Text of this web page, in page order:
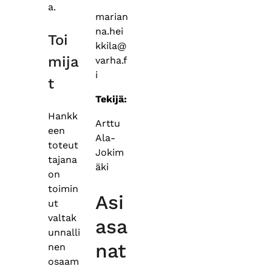
a.
Toi
mija
t
Hankk
een
toteut
tajana
on
toimin
ut
valtak
unnalli
nen
osaam
marian
na.hei
kkila@
varha.f
i
Tekijä:
Arttu
Ala-
Jokim
äki
Asi
asa
nat